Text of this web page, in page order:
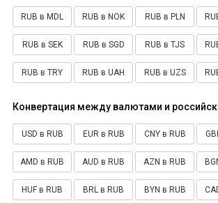
RUB в MDL RUB в NOK RUB в PLN
RUB в SEK RUB в SGD RUB в TJS
RUB в TRY RUB в UAH RUB в UZS
Конвертация между валютами и
USD в RUB EUR в RUB CNY в RUB
AMD в RUB AUD в RUB AZN в RUB
HUF в RUB BRL в RUB BYN в RUB